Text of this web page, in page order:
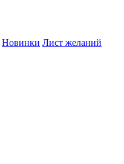
Новинки Лист желаний